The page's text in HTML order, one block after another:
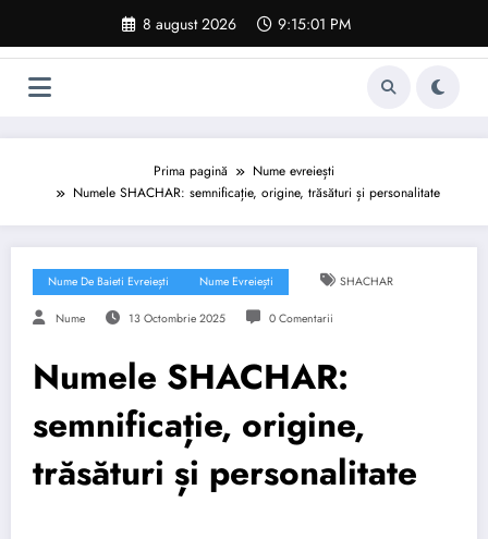
conținut
8 august 2026 9:15:02 PM
Prima pagină
Nume evreiești
Numele SHACHAR: semnificație, origine, trăsături și personalitate
Nume De Baieti Evreiești Nume Evreiești SHACHAR
Nume 13 Octombrie 2025 0 Comentarii
Numele SHACHAR:
semnificație, origine,
trăsături și personalitate